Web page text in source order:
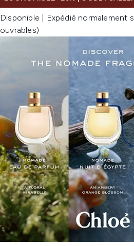
Disponible | Expédié normalement
ouvrables)